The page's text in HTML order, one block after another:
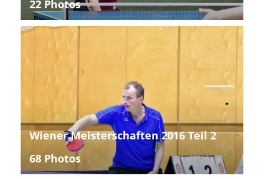
22 Photos
Wiener Meisterschaften 2016 Teil 2
68 Photos